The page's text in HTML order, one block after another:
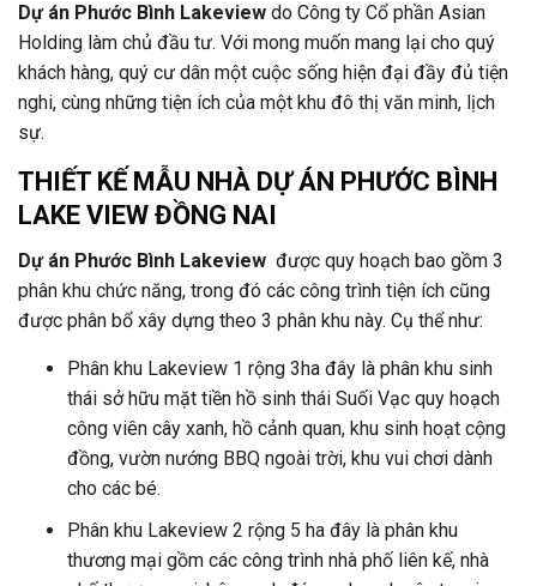
Dự án Phước Bình Lakeview do Công ty Cổ phần Asian
Holding làm chủ đầu tư. Với mong muốn mang lại cho quý
khách hàng, quý cư dân một cuộc sống hiện đại đầy đủ tiện
nghi, cùng những tiện ích của một khu đô thị văn minh, lịch
sự.
THIẾT KẾ MẪU NHÀ DỰ ÁN PHƯỚC BÌNH
LAKE VIEW ĐỒNG NAI
Dự án Phước Bình Lakeview được quy hoạch bao gồm 3
phân khu chức năng, trong đó các công trình tiện ích cũng
được phân bổ xây dựng theo 3 phân khu này. Cụ thể như:
Phân khu Lakeview 1 rộng 3ha đây là phân khu sinh
thái sở hữu mặt tiền hồ sinh thái Suối Vạc quy hoạch
công viên cây xanh, hồ cảnh quan, khu sinh hoạt cộng
đồng, vườn nướng BBQ ngoài trời, khu vui chơi dành
cho các bé.
Phân khu Lakeview 2 rộng 5 ha đây là phân khu
thương mại gồm các công trình nhà phố liên kế, nhà